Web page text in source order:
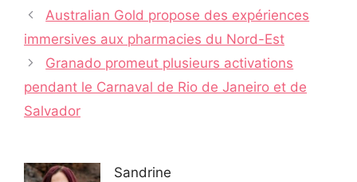
Navigation
des
Australian Gold propose des expériences
immersives aux pharmacies du Nord-Est
Granado promeut plusieurs activations
pendant le Carnaval de Rio de Janeiro et de
Salvador
Sandrine